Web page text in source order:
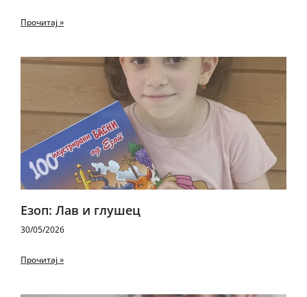
Прочитај »
Езоп: Лав и глушец
30/05/2026
Прочитај »